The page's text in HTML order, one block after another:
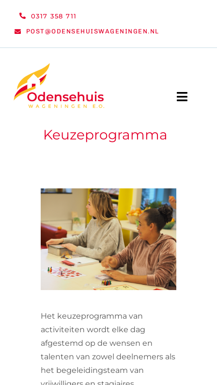
0317 358 711
POST@ODENSEHUISWAGENINGEN.NL
Toggle
WELKOM
VRIJWILLIGERS & STAGIAIRES
Keuzeprogramma
Het keuzeprogramma van
activiteiten wordt elke dag
afgestemd op de wensen en
talenten van zowel deelnemers als
het begeleidingsteam van